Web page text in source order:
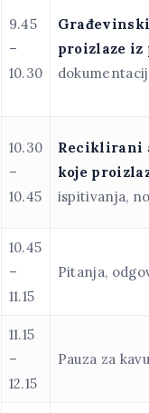
9.45
–
10.30
proizlaze iz
10.30
–
10.45
Reciklirani
koje
ispitivanja,
10.45
–
11.15
Pitanja,
11.15
–
12.15
Pauza za